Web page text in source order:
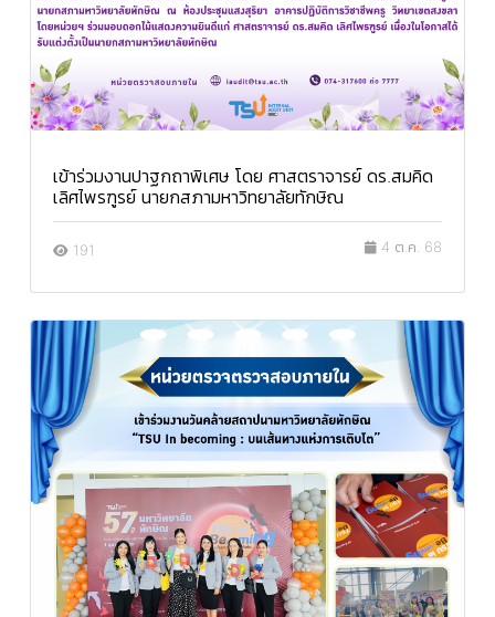
เข้าร่วมงานปาฐกถาพิเศษ โดย ศาสตราจารย์ ดร.สมคิด
เลิศไพรฑูรย์ นายกสภามหาวิทยาลัยทักษิณ
191 4 ต.ค. 68